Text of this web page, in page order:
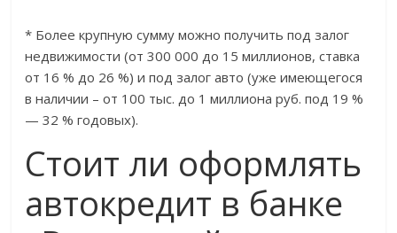
* Более крупную сумму можно получить под залог
недвижимости (от 300 000 до 15 миллионов, ставка
от 16 % до 26 %) и под залог авто (уже имеющегося
в наличии – от 100 тыс. до 1 миллиона руб. под 19 %
— 32 % годовых).
Стоит ли оформлять
автокредит в банке